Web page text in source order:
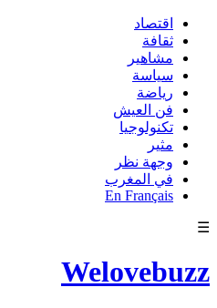
اقتصاد
ثقافة
مشاهير
سياسة
رياضة
فن العيش
تكنولوجيا
مثير
وجهة نظر
في المغرب
En Français
☰
Welovebuzz